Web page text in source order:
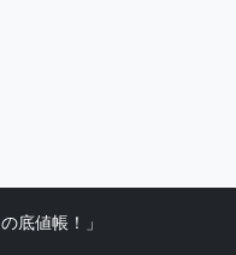
底値帳！」